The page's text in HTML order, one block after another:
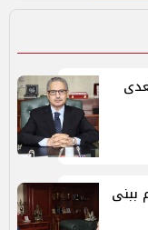
حالة تعدى
ببنى